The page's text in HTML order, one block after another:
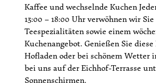
Kaffee und wechselnde Kuchen
13:00 – 18:00 Uhr verwöhnen wir
Teespezialitäten sowie einem
Kuchenangebot. Genießen Sie
Hofladen oder bei schönem Wetter
bei uns auf der Eichhof-Terrasse
Sonnenschirmen.